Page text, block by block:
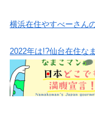
横浜在住やすべーさん
2022年は!?仙台在住な